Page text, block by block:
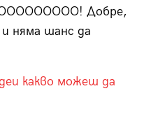
Добре,
и няма шанс да
какво можеш да